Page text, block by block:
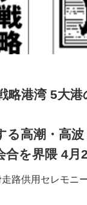
略港湾 5大
る高潮・高
合を界隈 4月
路供用セレモニ